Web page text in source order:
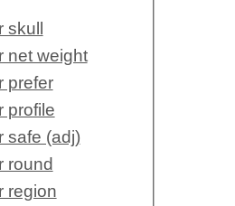
skull
net weight
prefer
profile
safe (adj)
round
region